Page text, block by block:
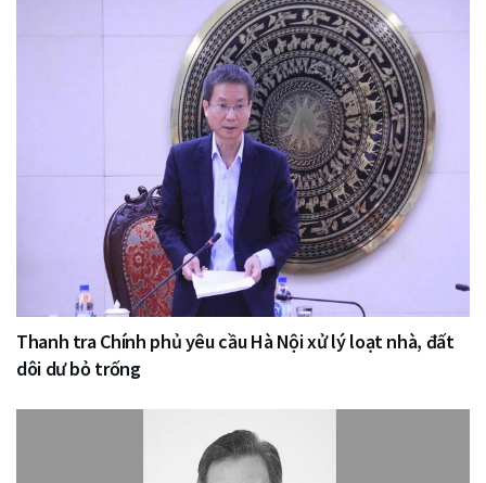
Thanh tra Chính phủ yêu cầu Hà Nội xử lý loạt nhà, đất
dôi dư bỏ trống